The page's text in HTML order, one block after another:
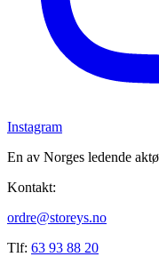
Instagram
En av Norges ledende
Kontakt:
ordre@storeys.no
Tlf: 63 93 88 20